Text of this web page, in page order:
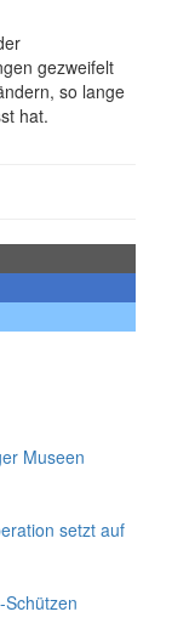
gezweifelt
so lange
hat.
Museen
setzt auf